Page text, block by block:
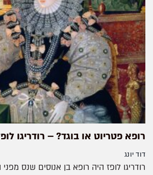
רופא פטריוט או בוגד? – רודריגו
דוד יונג
רודריגו לופז היה רופא בן אנוסים שנס מפני